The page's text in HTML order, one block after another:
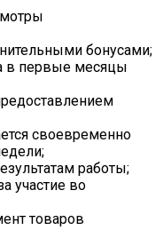
бонусами;
в первые месяцы
своевременно
работы;
участие во
товаров